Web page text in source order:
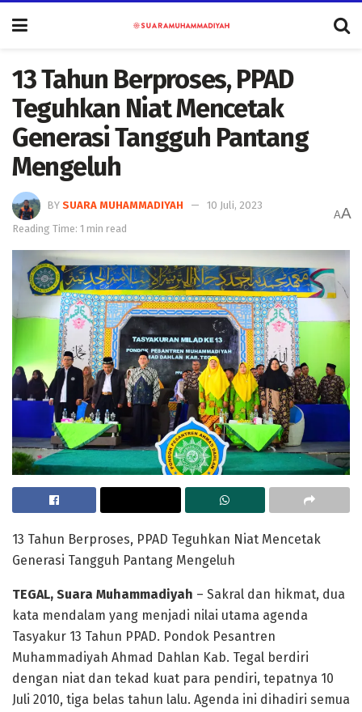
13 Tahun Berproses, PPAD
Teguhkan Niat Mencetak
Generasi Tangguh Pantang
Mengeluh
BY SUARA MUHAMMADIYAH
10 Juli, 2023
Reading Time: 1 min read
AA
13 Tahun Berproses, PPAD Teguhkan Niat Mencetak
Generasi Tangguh Pantang Mengeluh
TEGAL, Suara Muhammadiyah – Sakral dan hikmat, dua
kata mendalam yang menjadi nilai utama agenda
Tasyakur 13 Tahun PPAD. Pondok Pesantren
Muhammadiyah Ahmad Dahlan Kab. Tegal berdiri
dengan niat dan tekad kuat para pendiri, tepatnya 10
Juli 2010, tiga belas tahun lalu. Agenda ini dihadiri semua